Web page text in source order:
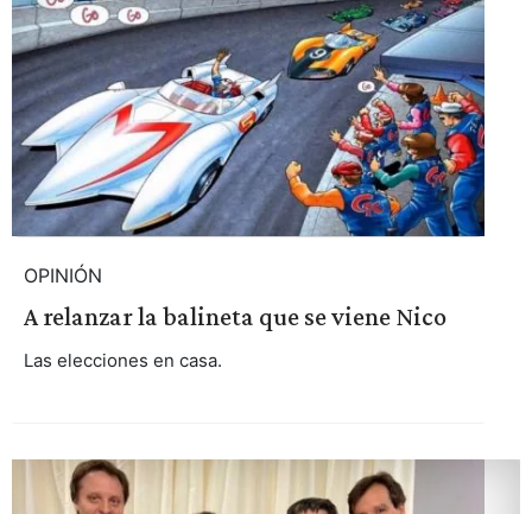
OPINIÓN
A relanzar la balineta que se viene Nico
Las elecciones en casa.